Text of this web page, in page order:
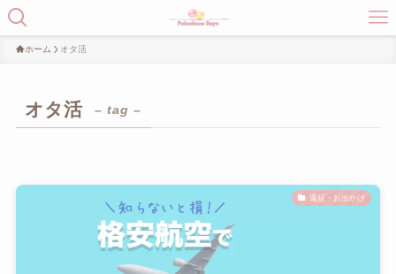
ホーム オタ活
オタ活 – tag –
遠征・お出かけ